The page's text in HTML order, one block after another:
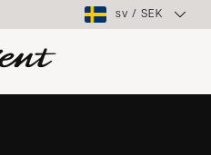
sv / SEK